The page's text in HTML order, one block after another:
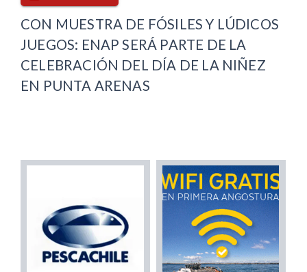
CON MUESTRA DE FÓSILES Y LÚDICOS
JUEGOS: ENAP SERÁ PARTE DE LA
CELEBRACIÓN DEL DÍA DE LA NIÑEZ
EN PUNTA ARENAS